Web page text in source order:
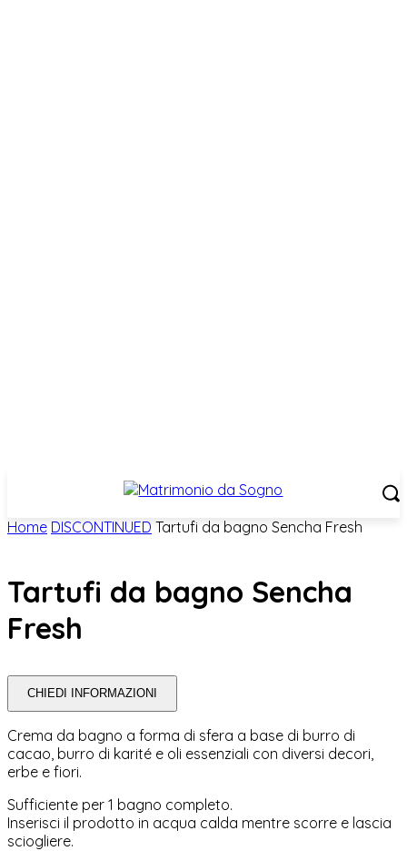
Home DISCONTINUED Tartufi da bagno Sencha Fresh
Tartufi da bagno Sencha
Fresh
CHIEDI INFORMAZIONI
Crema da bagno a forma di sfera a base di burro di
cacao, burro di karité e oli essenziali con diversi decori,
erbe e fiori.
Sufficiente per 1 bagno completo.
Inserisci il prodotto in acqua calda mentre scorre e lascia
sciogliere.